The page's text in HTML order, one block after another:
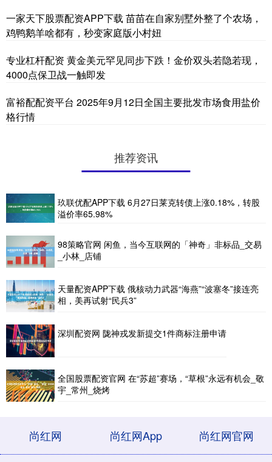
一家天下股票配资APP下载 苗苗在自家别墅外整了个农场，
鸡鸭鹅羊啥都有，秒变家庭版小村妞
专业杠杆配资 黄金美元罕见同步下跌！金价双头若隐若现，
4000点保卫战一触即发
富裕配配资平台 2025年9月12日全国主要批发市场食用盐价
格行情
推荐资讯
玖联优配APP下载 6月27日莱克转债上涨0.18%，转股
溢价率65.98%
98策略官网 闲鱼，当今互联网的「神奇」非标品_交易
_小林_店铺
天量配资APP下载 俄核动力武器“海燕”“波塞冬”接连亮
相，美再试射“民兵3”
深圳配资网 陇神戎发新提交1件商标注册申请
全国股票配资官网 在“苏超”赛场，“草根”永远有机会_敬
宇_常州_烧烤
尚红网 尚红网App 尚红网官网